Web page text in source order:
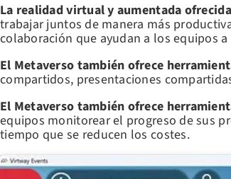
La realidad virtual y aumentada
trabajar juntos de manera más
colaboración que ayudan a los equipos
El Metaverso también ofrece
compartidos, presentaciones
El Metaverso también ofrece
equipos monitorear el progreso de sus
tiempo que se reducen los costes.